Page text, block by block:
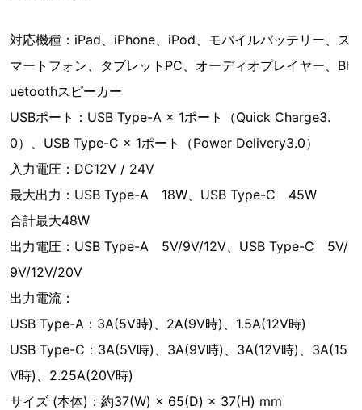
対応機種：iPad、iPhone、iPod、モバイルバッテリー、ス
マートフォン、タブレットPC、オーディオプレイヤー、Bl
uetoothスピーカー
USBポート：USB Type-A × 1ポート（Quick Charge3.
0）、USB Type-C × 1ポート（Power Delivery3.0）
入力電圧：DC12V / 24V
最大出力：USB Type-A 18W、USB Type-C 45W
合計最大48W
出力電圧：USB Type-A 5V/9V/12V、USB Type-C 5V/
9V/12V/20V
出力電流：
USB Type-A：3A(5V時)、2A(9V時)、1.5A(12V時)
USB Type-C：3A(5V時)、3A(9V時)、3A(12V時)、3A(15
V時)、2.25A(20V時)
サイズ (本体)：約37(W) × 65(D) × 37(H) mm